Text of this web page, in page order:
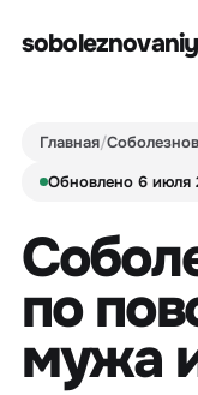
Главная/
Обновлено 6 июля
по
мужа